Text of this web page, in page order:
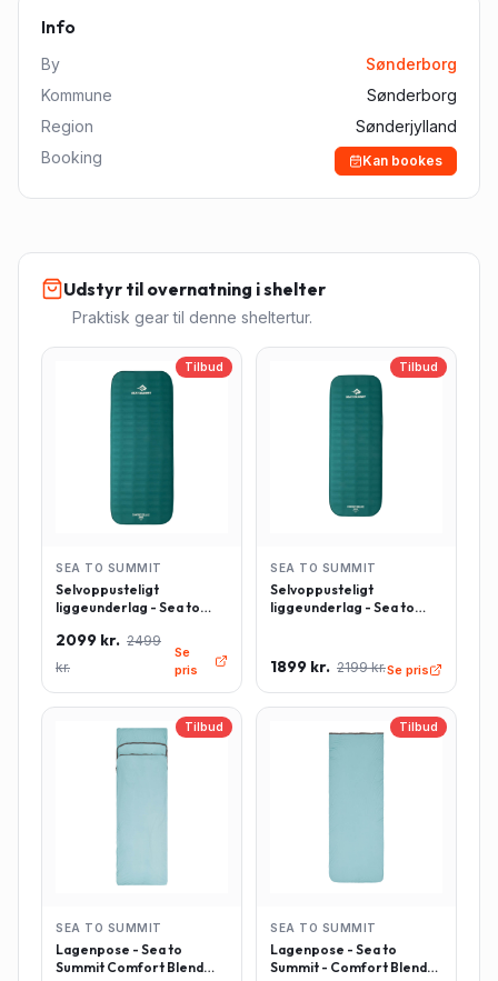
Info
By
Sønderborg
Kommune
Sønderborg
Region
Sønderjylland
Booking
Kan bookes
Udstyr til overnatning i shelter
Praktisk gear til denne sheltertur.
Tilbud
SEA TO SUMMIT
Selvoppusteligt
liggeunderlag - Sea to
Rektangulær - Large -
Grøn
2099 kr. 2499
kr.
Se
pris
Tilbud
SEA TO SUMMIT
Selvoppusteligt
liggeunderlag - Sea to
Grøn
1899 kr. 2199 kr.Se pris
Tilbud
SEA TO SUMMIT
Lagenpose - Sea to
Summit Comfort Blend
Tilbud
SEA TO SUMMIT
Lagenpose - Sea to
Summit - Comfort Blend